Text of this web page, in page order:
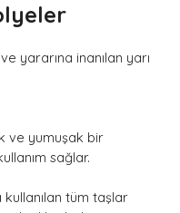
yararına inanılan yarı
ve yumuşak bir
sağlar.
tüm taşlar